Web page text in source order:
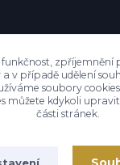
zpříjemnění
v případě udělení
soubory
můžete kdykoli
části stránek.